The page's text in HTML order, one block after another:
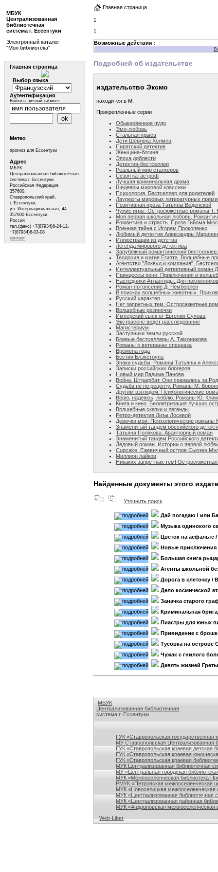
Главная страница
1
1
Возможные действия :
Подробней об издательстве
издательство Эксмо
находится в М.
Прикрепленные серии
Обыкновенное чудо
Эмо-любовь
Стальная крыса
Дети Шерлока Холмса
Пиратский детектив
Женщина-богиня
Эпоха доблести
Детектив-бестселлер
Реальный мир сталкеров
Сезон катастроф
Лучшая криминальная драма
Шедевры мировой классики
Психология. Бестселлер для родителей
Лауреаты мировых литературных
Позитивная проза Татьяны Веденской
Чужие игры. Остросюжетные романы Т.
Моя первая школьная любовь.
Романтика и страсть. Проза Гийома
Военная тайна с Игорем Прокопенко
Любимый детектив Александры
Иллюстрации из детства
Легенда мирового детектива
Зарубежный романтический
Теодосия и магия Египта. Волшебные
Агентство "Локвуд и компания".
Интеллектуальный детективный роман
Принцессы пони. Приключения в
Наследники Атлантиды. Для
Роман-потрясение Д. Чемберлен
В поисках волшебных животных.
Русский характер
Нет запретных тем. Остросюжетные
Волшебные резиночки
Имперский сыск от Евгения Сухова
Экстрасенс ведет расследование
Магистериум
Заступники земли русской
Боевые бестселлеры А. Тамоникова
Романы о ветеранах спецназа
Времена года
Бестии Блэкстоуна
Знаки судьбы. Романы Татьяны и
Записки российских блогеров
Новый мир Вадима Панова
Война. Штрафбат. Они сражались за
Судьба не по рецепту. Романы М.
Другим взглядом. Психологические
Верю, надеюсь, люблю. Романы Ю.
Книга и кино. Беллетризация лучших
Волшебные сказки и легенды
Ретро-детектив Лизы Лосевой
Девочки мои. Психологические
Знаменитый тандем российского
Татьяна Полякова. Авантюрный роман
Знаменитый тандем Российского
Ледовый роман. Истории о первой
Cupcake. Ежевичный остров Сьюзен
Миллион лайков
Никаких запретных тем!
Найденные документы этого
Уточнить поиск
Дай погадаю ! или
Музыка одинокого
Цветок на асфальте /
Новые
Большая книга
Агенты школьной
Дорога в клеточку /
Дело космической
Заначка старого
Криминальная
Пиастры для юных
Привидение с
Тусовка на острове
Чужак с гнилого
Девять жизней Греты
МБУК
Централизованная библиотечная
система г. Ессентуки
ГУК «Ставропольская
МУ Ставропольская Централизованная
ГУК «Ставропольская краевая детская
ГУК «Ставропольская краевая
ГУК «Ставропольская краевая
МУК Централизованная библиотечная
МУ «Центральная городская
МУК «Межпоселенческая библиотека
РМУК «Петровская межпоселенческая
МУК «Новоселицкая межпоселенческая
МУК «Централизованная библиотечная
МУК «Централизованная районная
МУК «Андроповская межпоселенческая
Web-Liber
МБУК
Централизованная
библиотечная
система г. Ессентуки
Электронный каталог
"Моя библиотека"
Главная страница
Выбор языка
Аутентификация
Войти в личный кабинет
Метео
прогноз для Ессентуки
Адрес
МБУК
Централизованная библиотечная
система г. Ессентуки
Российская Федерация,
357600,
Ставропольский край,
г. Ессентуки,
ул. Интернациональная, 44
357600 Ессентуки
Россия
тел.(факс) +7(87934)6-24-12,
+7(87934)6-03-08
контакт